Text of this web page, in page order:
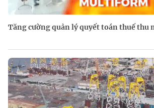
Tăng cường quản lý quyết toán thuế thu